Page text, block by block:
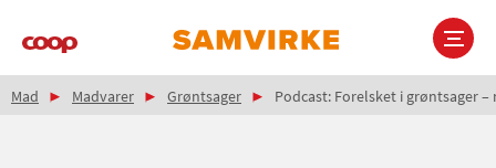
Main
Brødkrumme
Mad Madvarer Grøntsager Podcast: Forelsket i grøntsager –